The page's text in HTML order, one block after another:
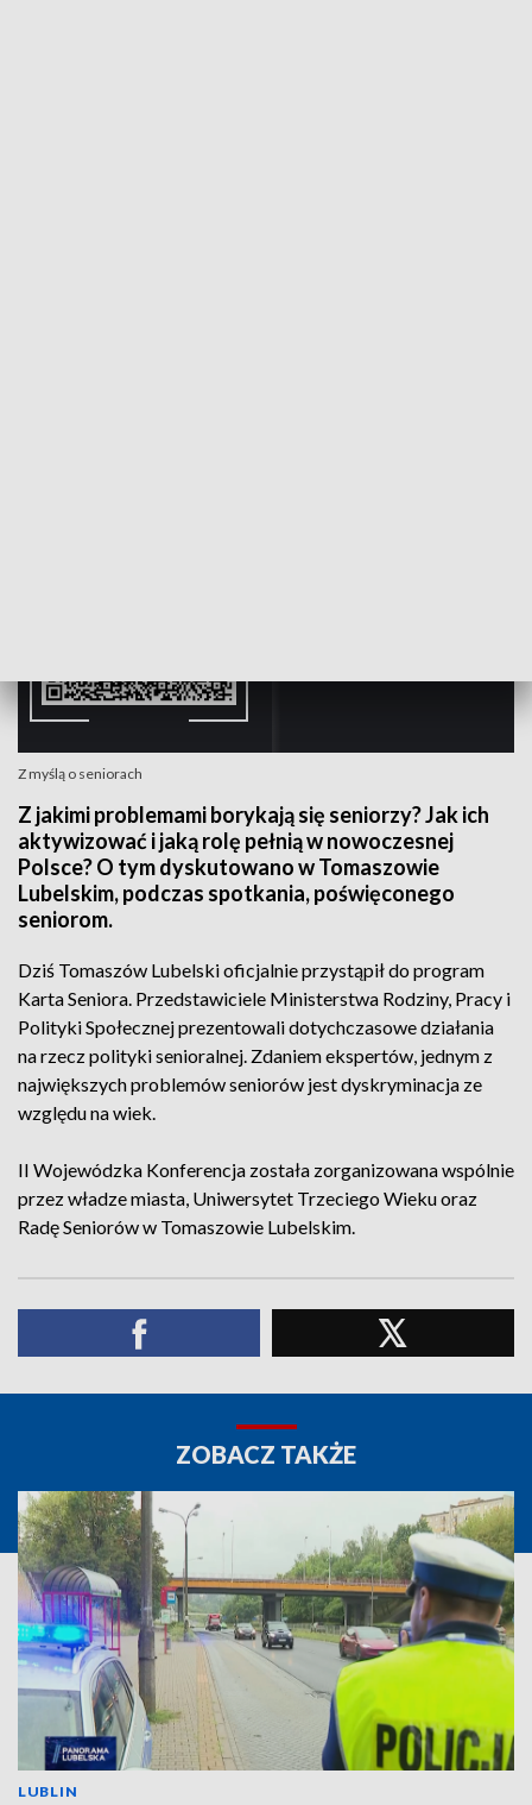
Z myślą o seniorach
Z jakimi problemami borykają się seniorzy? Jak ich
aktywizować i jaką rolę pełnią w nowoczesnej
Polsce? O tym dyskutowano w Tomaszowie
Lubelskim, podczas spotkania, poświęconego
seniorom.
Dziś Tomaszów Lubelski oficjalnie przystąpił do program
Karta Seniora. Przedstawiciele Ministerstwa Rodziny, Pracy i
Polityki Społecznej prezentowali dotychczasowe działania
na rzecz polityki senioralnej. Zdaniem ekspertów, jednym z
największych problemów seniorów jest dyskryminacja ze
względu na wiek.
II Wojewódzka Konferencja została zorganizowana wspólnie
przez władze miasta, Uniwersytet Trzeciego Wieku oraz
Radę Seniorów w Tomaszowie Lubelskim.
ZOBACZ TAKŻE
LUBLIN